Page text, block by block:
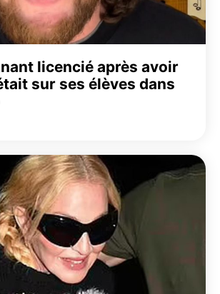
licencié après avoir
sur ses élèves dans